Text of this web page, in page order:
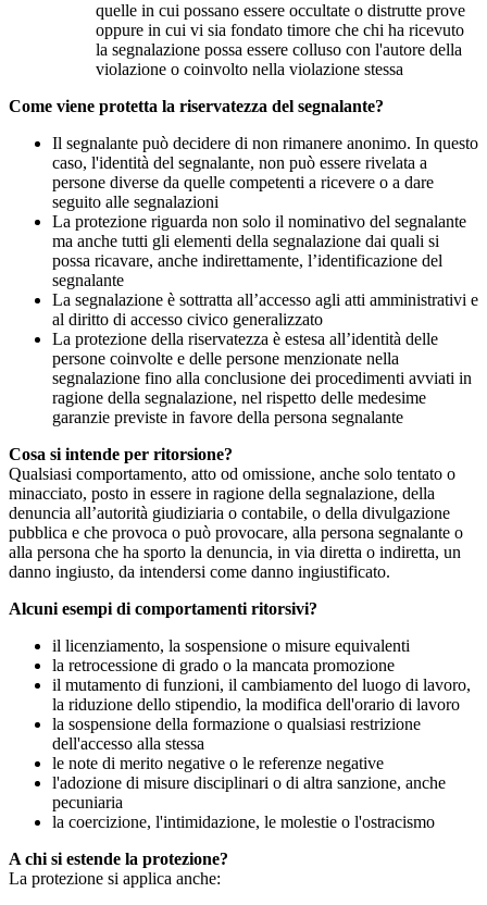
quelle in cui possano essere occultate o distrutte prove
oppure in cui vi sia fondato timore che chi ha ricevuto
la segnalazione possa essere colluso con l'autore della
violazione o coinvolto nella violazione stessa
Come viene protetta la riservatezza del segnalante?
Il segnalante può decidere di non rimanere anonimo. In questo
caso, l'identità del segnalante, non può essere rivelata a
persone diverse da quelle competenti a ricevere o a dare
seguito alle segnalazioni
La protezione riguarda non solo il nominativo del segnalante
ma anche tutti gli elementi della segnalazione dai quali si
possa ricavare, anche indirettamente, l’identificazione del
segnalante
La segnalazione è sottratta all’accesso agli atti amministrativi e
al diritto di accesso civico generalizzato
La protezione della riservatezza è estesa all’identità delle
persone coinvolte e delle persone menzionate nella
segnalazione fino alla conclusione dei procedimenti avviati in
ragione della segnalazione, nel rispetto delle medesime
garanzie previste in favore della persona segnalante
Cosa si intende per ritorsione?
Qualsiasi comportamento, atto od omissione, anche solo tentato o
minacciato, posto in essere in ragione della segnalazione, della
denuncia all’autorità giudiziaria o contabile, o della divulgazione
pubblica e che provoca o può provocare, alla persona segnalante o
alla persona che ha sporto la denuncia, in via diretta o indiretta, un
danno ingiusto, da intendersi come danno ingiustificato.
Alcuni esempi di comportamenti ritorsivi?
il licenziamento, la sospensione o misure equivalenti
la retrocessione di grado o la mancata promozione
il mutamento di funzioni, il cambiamento del luogo di lavoro,
la riduzione dello stipendio, la modifica dell'orario di lavoro
la sospensione della formazione o qualsiasi restrizione
dell'accesso alla stessa
le note di merito negative o le referenze negative
l'adozione di misure disciplinari o di altra sanzione, anche
pecuniaria
la coercizione, l'intimidazione, le molestie o l'ostracismo
A chi si estende la protezione?
La protezione si applica anche: